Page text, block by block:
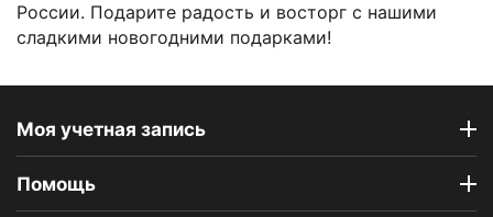
России. Подарите радость и восторг с нашими
сладкими новогодними подарками!
Моя учетная запись
Помощь